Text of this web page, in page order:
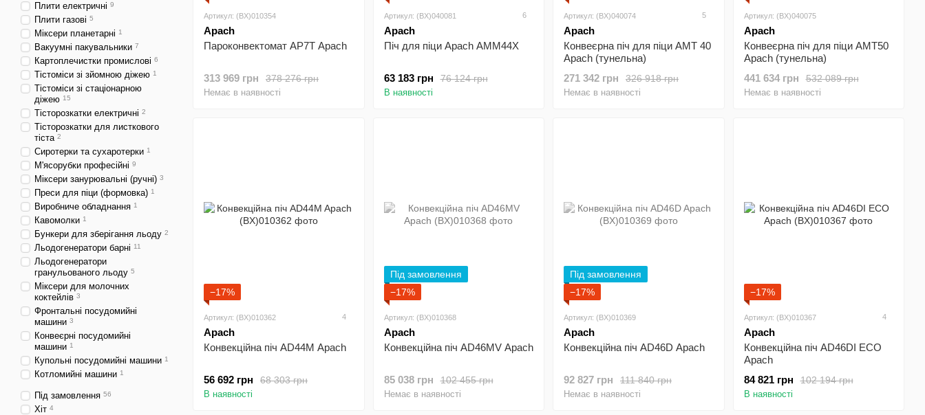
Артикул: (BX)010354
Apach
Пароконвектомат AP7T Apach
378 276 грн
313 969 грн
Немає в наявності
Артикул: (BX)040081 6
Apach
Піч для піци Apach AMM44X
76 124 грн
63 183 грн
В наявності
Артикул: (BX)040074 5
Apach
Конвеєрна піч для піци AMT 40
Apach (тунельна)
326 918 грн
271 342 грн
Немає в наявності
Артикул: (BX)040075
Apach
Конвеєрна піч для піци AMT50
Apach (тунельна)
532 089 грн
441 634 грн
Немає в наявності
−17%
Артикул: (BX)010362 4
Apach
Конвекційна піч AD44M Apach
68 303 грн
56 692 грн
В наявності
Під замовлення
−17%
Артикул: (BX)010368
Apach
Конвекційна піч AD46MV Apach
102 455 грн
85 038 грн
Немає в наявності
Під замовлення
−17%
Артикул: (BX)010369
Apach
Конвекційна піч AD46D Apach
111 840 грн
92 827 грн
Немає в наявності
−17%
Артикул: (BX)010367 4
Apach
Конвекційна піч AD46DI ECO
Apach
102 194 грн
84 821 грн
В наявності
Плити електричні 9
Плити газові 5
Міксери планетарні 1
Вакуумні пакувальники 7
Картоплечистки промислові 6
Тістоміси зі зйомною діжею 1
Тістоміси зі стаціонарною
діжею 15
Тісторозкатки електричні 2
Тісторозкатки для листкового
тіста 2
Сиротерки та сухаротерки 1
М'ясорубки професійні 9
Міксери занурювальні (ручні) 3
Преси для піци (формовка) 1
Виробниче обладнання 1
Кавомолки 1
Бункери для зберігання льоду 2
Льодогенератори барні 11
Льодогенератори
гранульованого льоду 5
Міксери для молочних
коктейлів 3
Фронтальні посудомийні
машини 3
Конвеєрні посудомийні
машини 1
Купольні посудомийні машини 1
Котломийні машини 1
Під замовлення 56
Хіт 4